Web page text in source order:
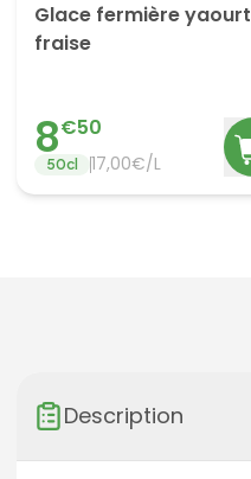
Glace fermière yaourt
fraise
8€50
50cl 17,00€/L
Description